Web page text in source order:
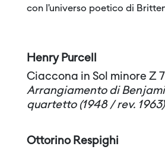
con l’universo poetico di
Henry Purcell
Ciaccona in Sol minore Z
Arrangiamento di
quartetto (1948 / rev. 1963)
Ottorino Respighi